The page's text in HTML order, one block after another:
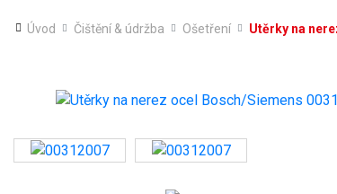
Úvod Čištění & údržba Ošetření Utěrky na